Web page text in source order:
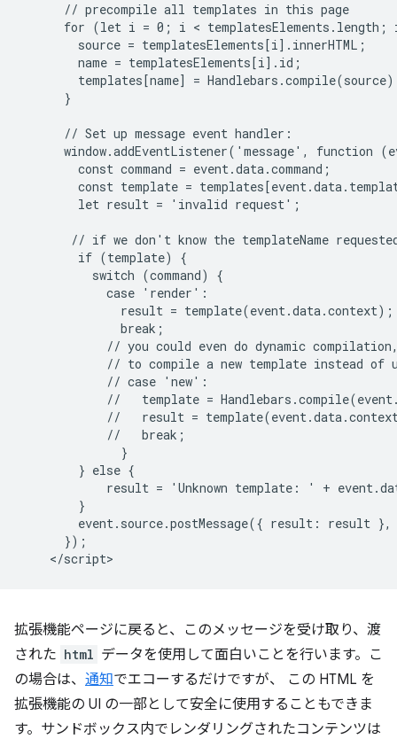
      // precompile all templates in this page
for (let i = 0; i < templatesElements.length;
        source = templatesElements[i].innerHTML;
        name = templatesElements[i].id;
templates[name] =
      }
      // Set up message event handler:
window.addEventListener('message', function
        const command = event.data.command;
const template =
        let result = 'invalid request';
// if we don't know the templateName
        if (template) {
          switch (command) {
            case 'render':
              result = template(event.data.context);
              break;
// you could even do dynamic
// to compile a new template instead of
            // case 'new':
//   template =
//   result =
            //   break;
              }
        } else {
result = 'Unknown template: ' +
        }
event.source.postMessage({ result: result
      });
拡張機能ページに戻ると、このメッセージを受け取り、渡
された html データを使用して面白いことを行います。こ
の場合は、 通知でエコーするだけですが、 この HTML を
拡張機能の UI の一部として安全に使用することもできま
す。サンドボックス内でレンダリングされたコンテンツは